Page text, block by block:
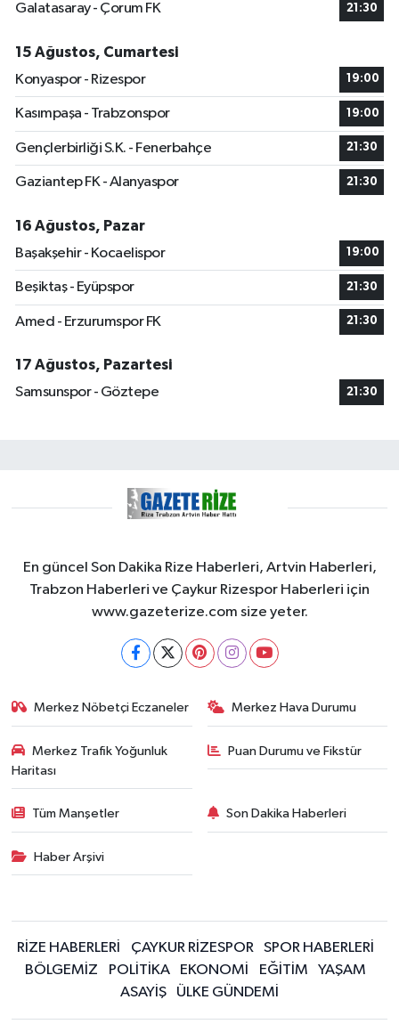
Galatasaray - Çorum FK
21:30
15 Ağustos, Cumartesi
Konyaspor - Rizespor
19:00
Kasımpaşa - Trabzonspor 19:00
Gençlerbirliği S.K. - Fenerbahçe 21:30
Gaziantep FK - Alanyaspor 21:30
16 Ağustos, Pazar
Başakşehir - Kocaelispor
19:00
Beşiktaş - Eyüpspor 21:30
Amed - Erzurumspor FK 21:30
17 Ağustos, Pazartesi
Samsunspor - Göztepe
21:30
En güncel Son Dakika Rize Haberleri, Artvin Haberleri,
Trabzon Haberleri ve Çaykur Rizespor Haberleri için
www.gazeterize.com size yeter.
Merkez Nöbetçi Eczaneler Merkez Hava Durumu
Merkez Trafik Yoğunluk
Haritası
Puan Durumu ve Fikstür
Tüm Manşetler Son Dakika Haberleri
Haber Arşivi
RİZE HABERLERİ ÇAYKUR RİZESPOR
SPOR HABERLERİ
BÖLGEMİZ
POLİTİKA EKONOMİ EĞİTİM
YAŞAM
ASAYİŞ
ÜLKE GÜNDEMİ